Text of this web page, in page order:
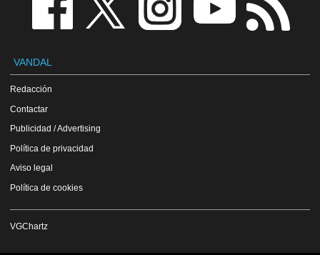
VANDAL
Redacción
Contactar
Publicidad / Advertising
Política de privacidad
Aviso legal
Política de cookies
VGChartz